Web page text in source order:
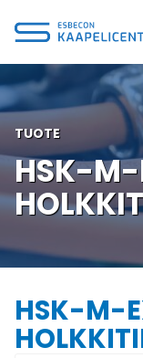
sisältöön
TUOTE
HSK-M-
HSK-M-